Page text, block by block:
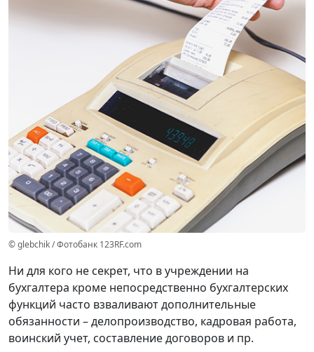
© glebchik / Фотобанк 123RF.com
Ни для кого не секрет, что в учреждении на
бухгалтера кроме непосредственно бухгалтерских
функций часто взваливают дополнительные
обязанности – делопроизводство, кадровая работа,
воинский учет, составление договоров и пр.